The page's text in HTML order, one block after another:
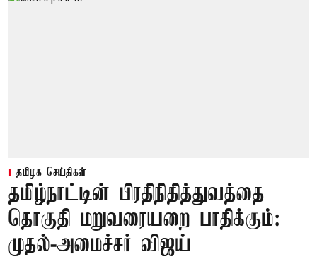
தமிழக செய்திகள்
தமிழ்நாட்டின் பிரதிநிதித்துவத்தை
தொகுதி மறுவரையறை பாதிக்கும்:
முதல்-அமைச்சர் விஜய்